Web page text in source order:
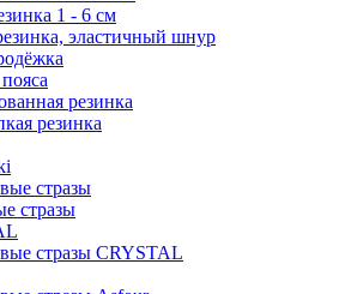
1 - 6 см
эластичный шнур
резинка
резинка
стразы
стразы
стразы CRYSTAL